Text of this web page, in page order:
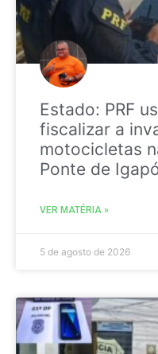
Estado: PRF
fiscalizar a
motocicletas
Ponte de
VER MATÉRIA »
5 de agosto de 2026